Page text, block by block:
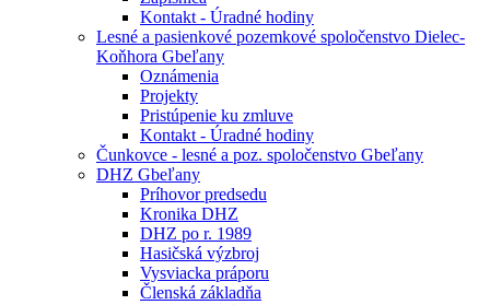
Kontakt - Úradné hodiny
Lesné a pasienkové pozemkové spoločenstvo Dielec-
Koňhora Gbeľany
Oznámenia
Projekty
Pristúpenie ku zmluve
Kontakt - Úradné hodiny
Čunkovce - lesné a poz. spoločenstvo Gbeľany
DHZ Gbeľany
Príhovor predsedu
Kronika DHZ
DHZ po r. 1989
Hasičská výzbroj
Vysviacka práporu
Členská základňa